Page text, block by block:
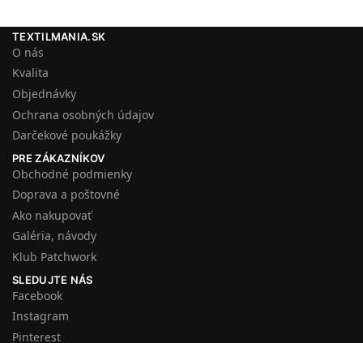
TEXTILMANIA.SK
O nás
Kvalita
Objednávky
Ochrana osobných údajov
Darčekové poukážky
PRE ZÁKAZNÍKOV
Obchodné podmienky
Doprava a poštovné
Ako nakupovať
Galéria, návody
Klub Patchwork
SLEDUJTE NÁS
Facebook
Instagram
Pinterest